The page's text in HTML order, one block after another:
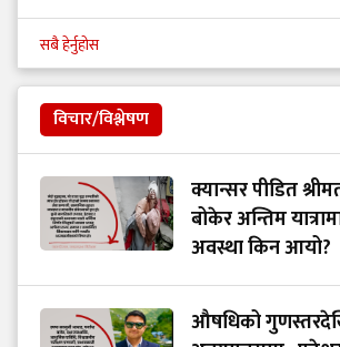
सबै हेर्नुहोस
विचार/विश्लेषण
क्यान्सर पीडित
बोकेर अन्तिम
अवस्था किन आयो?
औषधिको